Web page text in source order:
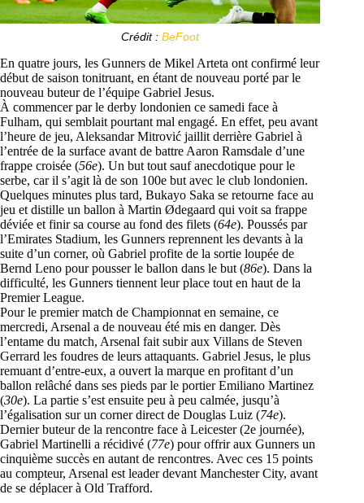
Crédit :BeFoot
En quatre jours, les Gunners de Mikel Arteta ont confirmé leur
début de saison tonitruant, en étant de nouveau porté par le
nouveau buteur de l’équipe Gabriel Jesus.
À commencer par le derby londonien ce samedi face à
Fulham, qui semblait pourtant mal engagé. En effet, peu avant
l’heure de jeu, Aleksandar Mitrović jaillit derrière Gabriel à
l’entrée de la surface avant de battre Aaron Ramsdale d’une
frappe croisée (56e). Un but tout sauf anecdotique pour le
serbe, car il s’agit là de son 100e but avec le club londonien.
Quelques minutes plus tard, Bukayo Saka se retourne face au
jeu et distille un ballon à Martin Ødegaard qui voit sa frappe
déviée et finir sa course au fond des filets (64e). Poussés par
l’Emirates Stadium, les Gunners reprennent les devants à la
suite d’un corner, où Gabriel profite de la sortie loupée de
Bernd Leno pour pousser le ballon dans le but (86e). Dans la
difficulté, les Gunners tiennent leur place tout en haut de la
Premier League.
Pour le premier match de Championnat en semaine, ce
mercredi, Arsenal a de nouveau été mis en danger. Dès
l’entame du match, Arsenal fait subir aux Villans de Steven
Gerrard les foudres de leurs attaquants. Gabriel Jesus, le plus
remuant d’entre-eux, a ouvert la marque en profitant d’un
ballon relâché dans ses pieds par le portier Emiliano Martinez
(30e). La partie s’est ensuite peu à peu calmée, jusqu’à
l’égalisation sur un corner direct de Douglas Luiz (74e).
Dernier buteur de la rencontre face à Leicester (2e journée),
Gabriel Martinelli a récidivé (77e) pour offrir aux Gunners un
cinquième succès en autant de rencontres. Avec ces 15 points
au compteur, Arsenal est leader devant Manchester City, avant
de se déplacer à Old Trafford.